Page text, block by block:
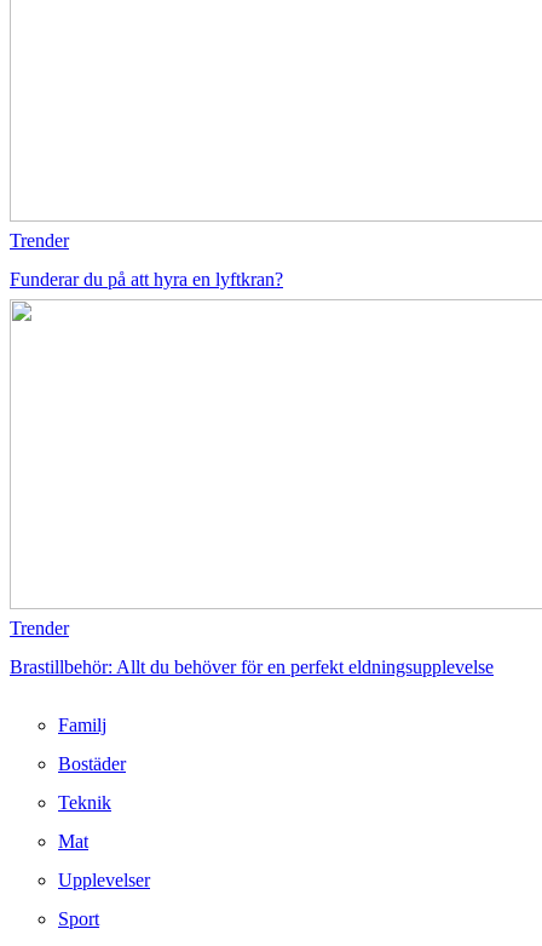
Trender
Funderar du på att hyra en lyftkran?
Trender
Brastillbehör: Allt du behöver för en perfekt eldningsupplevelse
Familj
Bostäder
Teknik
Mat
Upplevelser
Sport